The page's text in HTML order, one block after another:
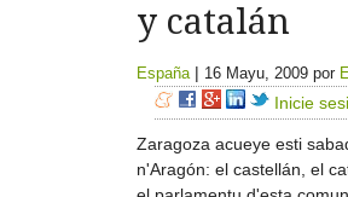
y catalán
España | 16 Mayu, 2009 por
Inicie
Zaragoza acueye esti
n'Aragón: el castellán, el